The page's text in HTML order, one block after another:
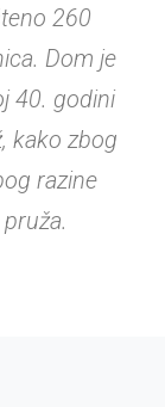
260
Dom je
40. godini
kako zbog
razine